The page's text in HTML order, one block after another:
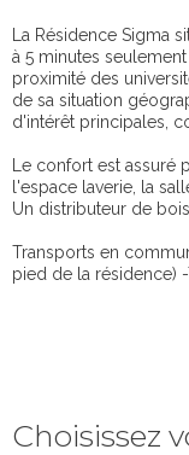
La Résidence Sigma
à 5 minutes
proximité des
de sa situation
d'intérêt principales,
Le confort est assuré
l'espace laverie, la
Un distributeur de
Transports en
pied de la résidence)
Choisissez